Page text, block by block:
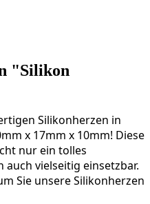
"Silikon
Silikonherzen in
x 17mm x 10mm! Diese
nur ein tolles
vielseitig einsetzbar.
Sie unsere Silikonherzen